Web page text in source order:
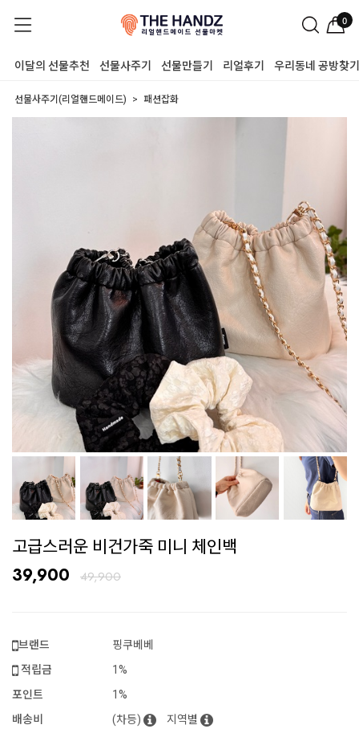
0
이달의 선물추천 선물사주기 선물만들기 리얼후기 우리동네 공방찾기
선물사주기(리얼핸드메이드) 패션잡화
고급스러운 비건가죽 미니 체인백
39,900 49,900
브랜드
핑쿠베베
적립금
1%
포인트
1%
배송비
(차등) 지역별